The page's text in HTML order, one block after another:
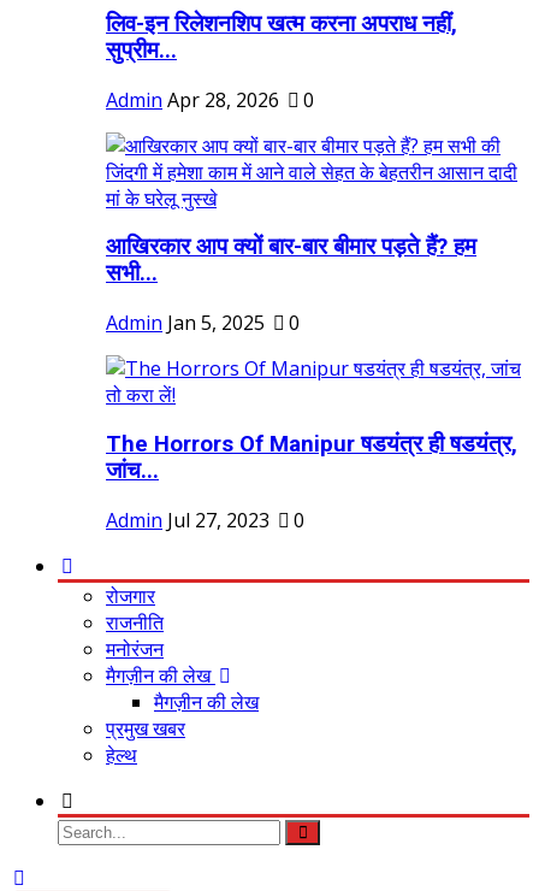
लिव-इन रिलेशनशिप खत्म करना अपराध नहीं,
सुप्रीम...
Admin Apr 28, 2026 0
आखिरकार आप क्यों बार-बार बीमार पड़ते हैं? हम
सभी...
Admin Jan 5, 2025 0
The Horrors Of Manipur षडयंत्र ही षडयंत्र,
जांच...
Admin Jul 27, 2023 0
रोजगार
राजनीति
मनोरंजन
मैगज़ीन की लेख
मैगज़ीन की लेख
प्रमुख खबर
हेल्थ